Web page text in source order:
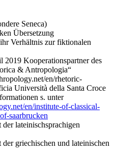
Seneca)
Übersetzung
Verhältnis zur fiktionalen
2019 Kooperationspartner des
& Antropologia“
en/rhetoric-
Università della Santa Croce
s. unter
en/institute-of-classical-
saarbrucken
lateinischsprachigen
griechischen und lateinischen